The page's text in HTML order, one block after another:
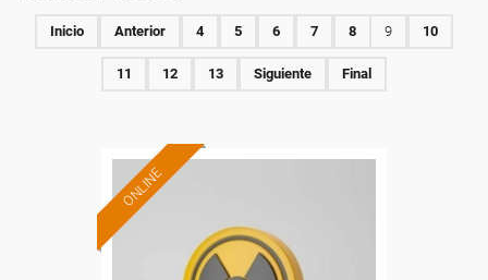
Inicio Anterior 4 5 6 7 8 9 10
11 12 13 Siguiente Final
ONLINE
Formación 100%
subvencionada.